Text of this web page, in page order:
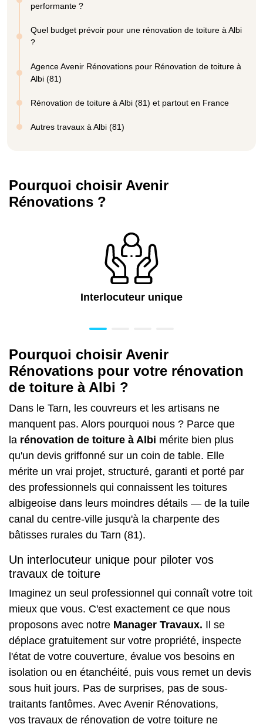
performante ?
Quel budget prévoir pour une rénovation de toiture à Albi
?
Agence Avenir Rénovations pour Rénovation de toiture à
Albi (81)
Rénovation de toiture à Albi (81) et partout en France
Autres travaux à Albi (81)
Pourquoi choisir Avenir
Rénovations ?
Interlocuteur unique
Pourquoi choisir Avenir
Rénovations pour votre rénovation
de toiture à Albi ?
Dans le Tarn, les couvreurs et les artisans ne
manquent pas. Alors pourquoi nous ? Parce que
la rénovation de toiture à Albi mérite bien plus
qu'un devis griffonné sur un coin de table. Elle
mérite un vrai projet, structuré, garanti et porté par
des professionnels qui connaissent les toitures
albigeoise dans leurs moindres détails — de la tuile
canal du centre-ville jusqu'à la charpente des
bâtisses rurales du Tarn (81).
Un interlocuteur unique pour piloter vos
travaux de toiture
Imaginez un seul professionnel qui connaît votre toit
mieux que vous. C'est exactement ce que nous
proposons avec notre Manager Travaux. Il se
déplace gratuitement sur votre propriété, inspecte
l'état de votre couverture, évalue vos besoins en
isolation ou en étanchéité, puis vous remet un devis
sous huit jours. Pas de surprises, pas de sous-
traitants fantômes. Avec Avenir Rénovations,
vos travaux de rénovation de votre toiture ne